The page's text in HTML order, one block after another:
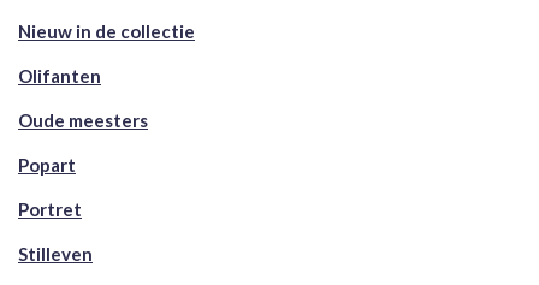
Nieuw in de collectie
Olifanten
Oude meesters
Popart
Portret
Stilleven